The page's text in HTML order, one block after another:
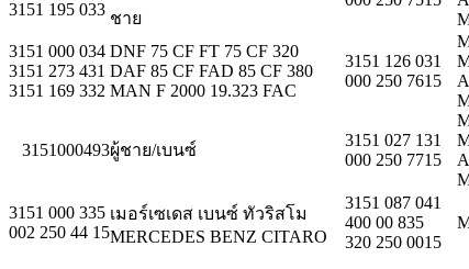
3151 195 033 ชาย
3151 000 034
3151 273 431
3151 169 332
DNF 75 CF FT 75 CF 320
DAF 85 CF FAD 85 CF 380
MAN F 2000 19.323 FAC
3151 126 031
000 250 7615
3151000493ผู้ชาย/เบนซ์
3151 027 131
000 250 7715
3151 000 335
002 250 44 15
เมอร์เซเดส เบนซ์ ทัวริสโม
MERCEDES BENZ CITARO
3151 087 041
400 00 835
320 250 0015